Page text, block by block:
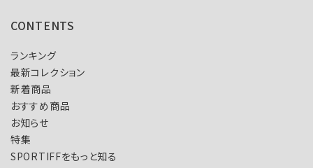
CONTENTS
ランキング
最新コレクション
新着商品
おすすめ商品
お知らせ
特集
SPORTIFFをもっと知る